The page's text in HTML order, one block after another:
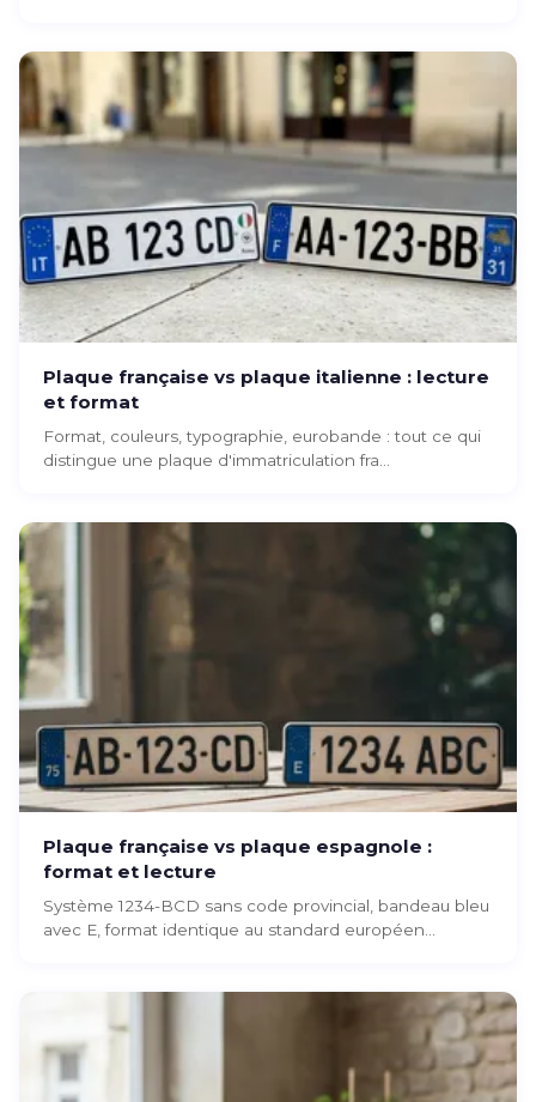
Plaque française vs plaque italienne : lecture
et format
Format, couleurs, typographie, eurobande : tout ce qui
distingue une plaque d'immatriculation fra...
Plaque française vs plaque espagnole :
format et lecture
Système 1234-BCD sans code provincial, bandeau bleu
avec E, format identique au standard européen...